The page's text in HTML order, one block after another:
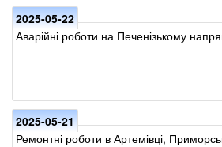
2025-05-22
Аварійні роботи на Печенізькому
2025-05-21
Ремонтні роботи в Артемівці,